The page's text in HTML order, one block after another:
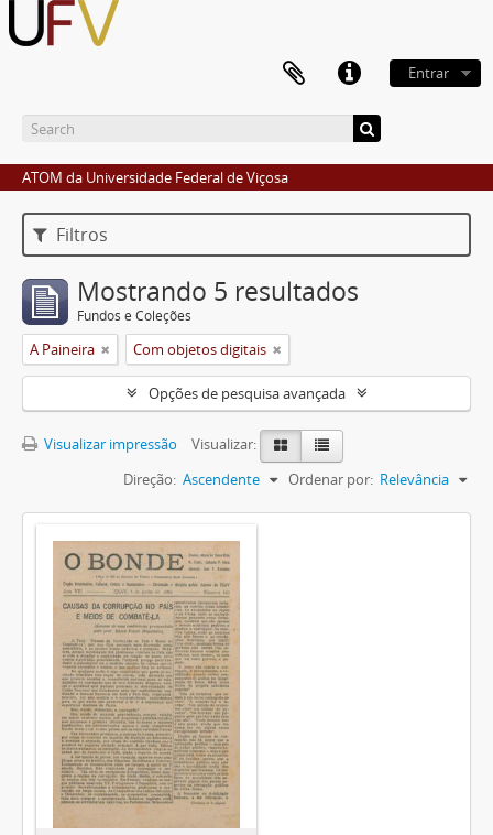
Entrar
ATOM da Universidade Federal de Viçosa
Filtros
Mostrando 5 resultados
Fundos e Coleções
A Paineira Com objetos digitais
Opções de pesquisa avançada
Visualizar impressão
Visualizar:
Ordenar por: Relevância
Direção: Ascendente